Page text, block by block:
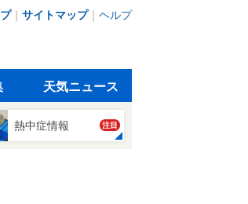
｜ サイトマップ｜ ヘルプ
天気ニュース
熱中症情報 注目